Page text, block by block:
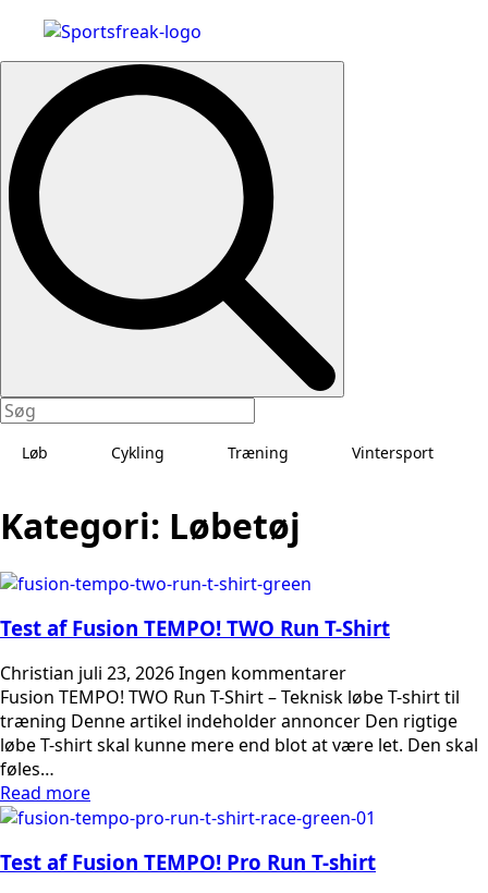
Search
Løb Cykling Træning Vintersport
Kategori: Løbetøj
Test af Fusion TEMPO! TWO Run T-Shirt
Christian juli 23, 2026Ingen kommentarer
Fusion TEMPO! TWO Run T-Shirt – Teknisk løbe T-shirt til
træning Denne artikel indeholder annoncer Den rigtige
løbe T-shirt skal kunne mere end blot at være let. Den skal
føles…
Read more
Test af Fusion TEMPO! Pro Run T-shirt